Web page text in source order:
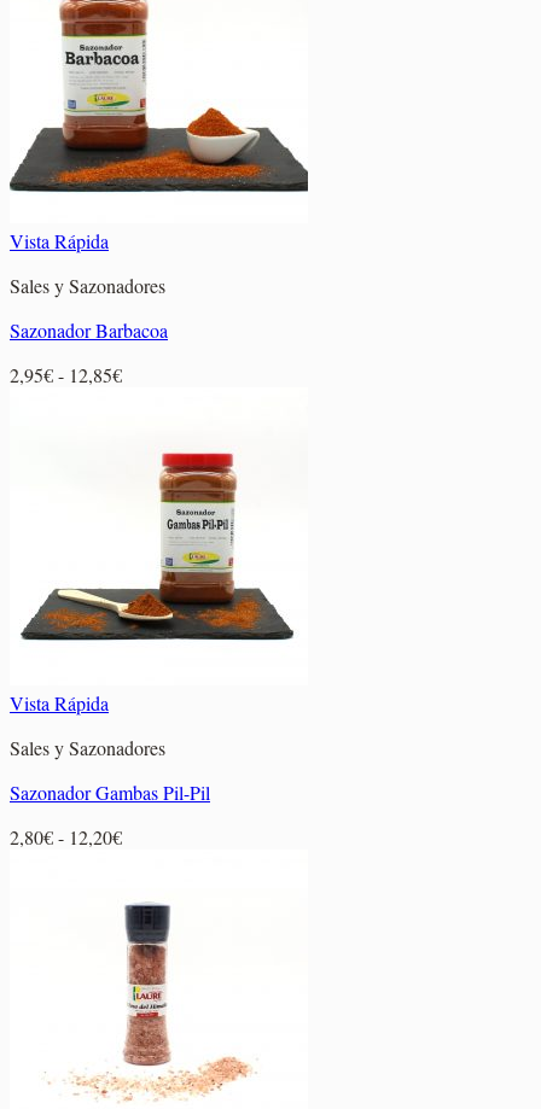
2,75€
hasta
11,30€
Vista Rápida
Sales y Sazonadores
Sazonador Barbacoa
2,95€- 12,85€Rango
desde
2,95€
12,85€
Vista Rápida
Sales y Sazonadores
Sazonador Gambas Pil-Pil
2,80€- 12,20€Rango
desde
2,80€
hasta
12,20€